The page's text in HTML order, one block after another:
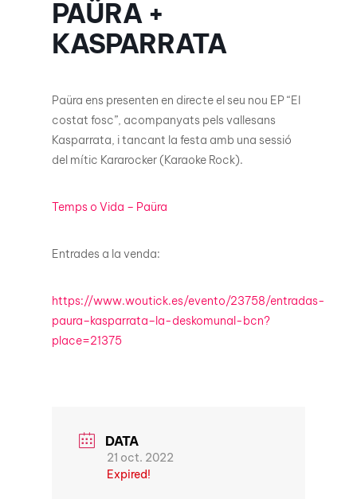
PAÜRA +
KASPARRATA
Paüra ens presenten en directe el seu nou EP “El
costat fosc”, acompanyats pels vallesans
Kasparrata, i tancant la festa amb una sessió
del mític Kararocker (Karaoke Rock).
Temps o Vida – Paüra
Entrades a la venda:
https://www.woutick.es/evento/23758/entradas-
paura–kasparrata–la-deskomunal-bcn?
place=21375
DATA
21 oct. 2022
Expired!